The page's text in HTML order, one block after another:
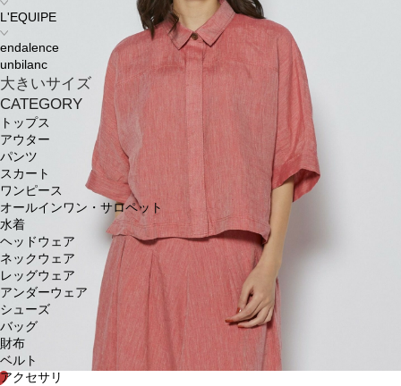
L'EQUIPE
endalence
unbilanc
大きいサイズ
CATEGORY
トップス
アウター
パンツ
スカート
ワンピース
オールインワン・サロペット
水着
ヘッドウェア
ネックウェア
レッグウェア
アンダーウェア
シューズ
バッグ
財布
ベルト
アクセサリ